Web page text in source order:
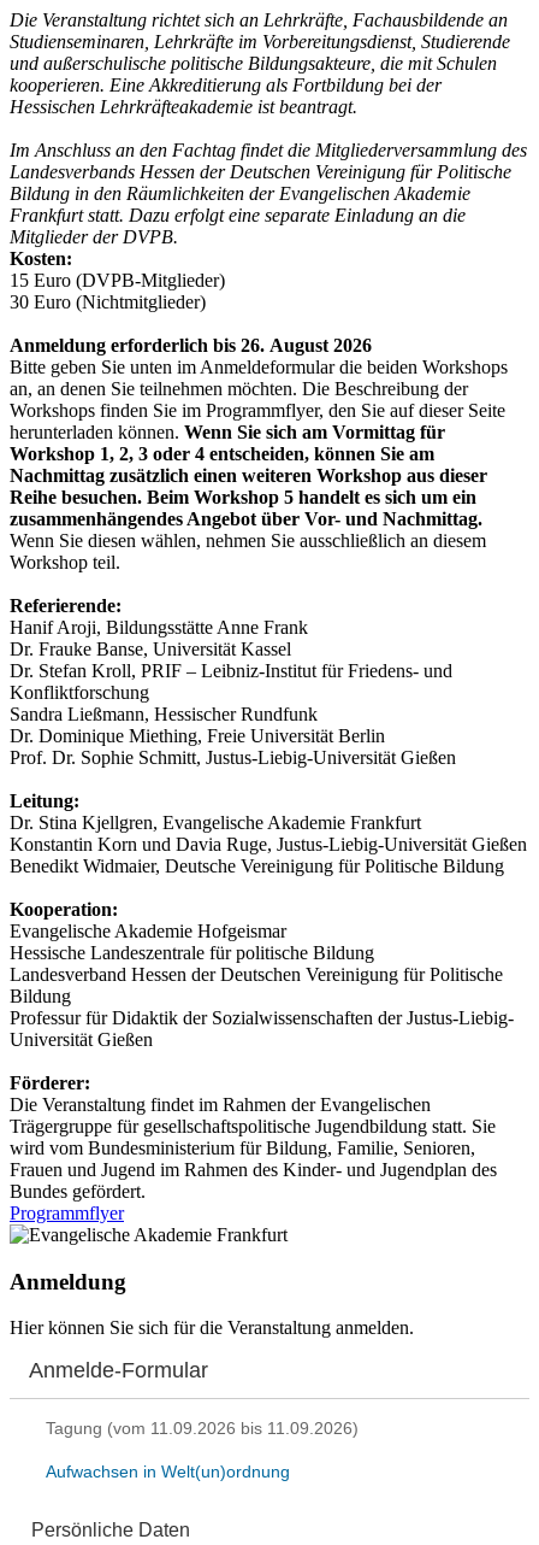
Die Veranstaltung richtet sich an Lehrkräfte, Fachausbildende an
Studienseminaren, Lehrkräfte im Vorbereitungsdienst, ­Studierende
und außerschulische politische Bildungsakteure, die mit Schulen
kooperieren. Eine Akkreditierung als Fortbildung bei der
Hessischen Lehrkräfteakademie ist beantragt.
Im Anschluss an den Fachtag findet die Mitgliederversammlung des
Landesverbands Hessen der Deutschen Vereinigung für Politische
Bildung in den Räumlichkeiten der Evangelischen Akademie
Frankfurt statt. Dazu erfolgt eine separate Einladung an die
Mitglieder der DVPB.
Kosten:
15 Euro (DVPB-Mitglieder)
30 Euro (Nichtmitglieder)
Anmeldung erforderlich bis 26. August 2026
Bitte geben Sie unten im Anmeldeformular die beiden Workshops
an, an denen Sie teilnehmen möchten. Die Beschreibung der
Workshops finden Sie im Programmflyer, den Sie auf dieser Seite
herunterladen können. Wenn Sie sich am Vormittag für
Workshop 1, 2, 3 oder 4 entscheiden, können Sie am
Nachmittag zusätzlich einen weiteren Workshop aus dieser
Reihe besuchen. Beim Workshop 5 handelt es sich um ein
zusammenhängendes Angebot über Vor- und Nachmittag.
Wenn Sie diesen wählen, nehmen Sie ausschließlich an diesem
Workshop teil.
Referierende:
Hanif Aroji, Bildungsstätte Anne Frank
Dr. Frauke Banse, Universität Kassel
Dr. Stefan Kroll, PRIF – Leibniz-Institut für Friedens- und
Konfliktforschung
Sandra Ließmann, Hessischer Rundfunk
Dr. Dominique Miething, Freie Universität Berlin
Prof. Dr. Sophie Schmitt, Justus-Liebig-Universität Gießen
Leitung:
Dr. Stina Kjellgren, Evangelische Akademie Frankfurt
Konstantin Korn und Davia Ruge, Justus-Liebig-Universität Gießen
Benedikt Widmaier, Deutsche Vereinigung für Politische Bildung
Kooperation:
Evangelische Akademie Hofgeismar
Hessische Landeszentrale für politische Bildung
Landesverband Hessen der Deutschen Vereinigung für Politische
Bildung
Professur für Didaktik der Sozialwissenschaften der Justus-Liebig-
Universität Gießen
Förderer:
Die Veranstaltung findet im Rahmen der Evangelischen
Trägergruppe für gesellschaftspolitische Jugendbildung statt. Sie
wird vom Bundesministerium für Bildung, Familie, Senioren,
Frauen und Jugend im Rahmen des Kinder- und Jugendplan des
Bundes gefördert.
Programmflyer
Anmeldung
Hier können Sie sich für die Veranstaltung anmelden.